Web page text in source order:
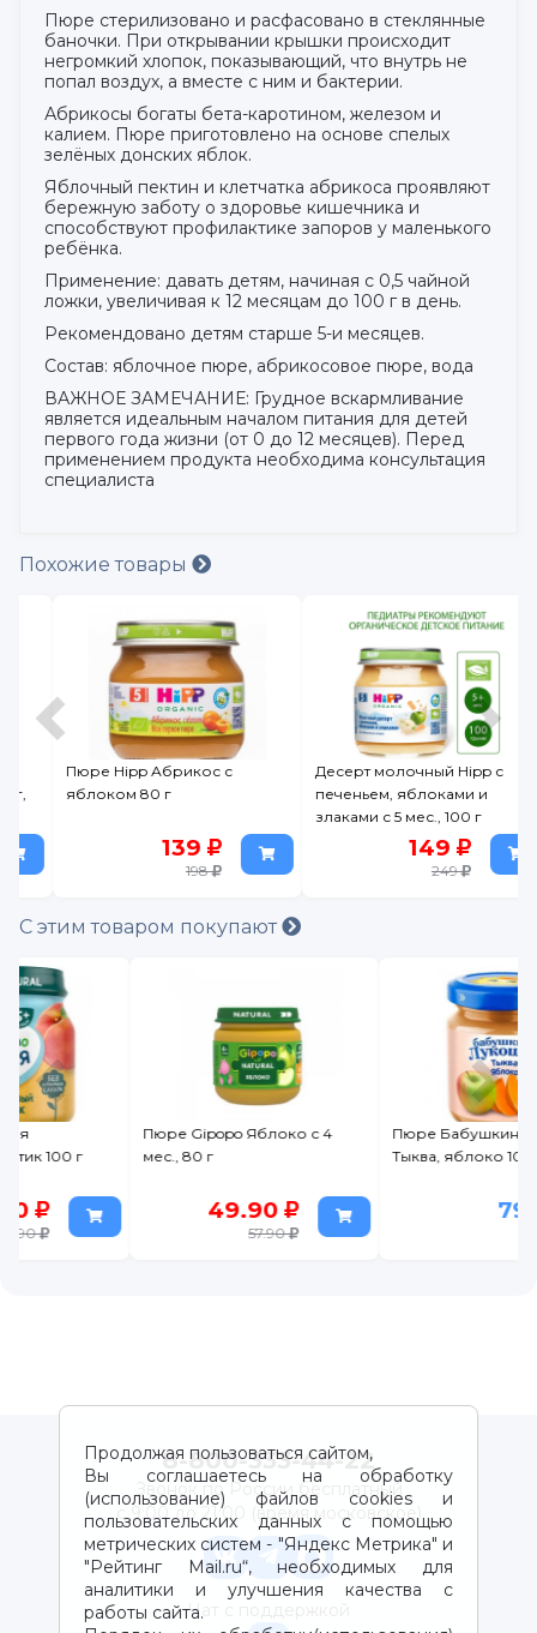
Пюре стерилизовано и расфасовано в стеклянные
баночки. При открывании крышки происходит
негромкий хлопок, показывающий, что внутрь не
попал воздух, а вместе с ним и бактерии.
Абрикосы богаты бета-каротином, железом и
калием. Пюре приготовлено на основе спелых
зелёных донских яблок.
Яблочный пектин и клетчатка абрикоса проявляют
бережную заботу о здоровье кишечника и
способствуют профилактике запоров у маленького
ребёнка.
Применение: давать детям, начиная с 0,5 чайной
ложки, увеличивая к 12 месяцам до 100 г в день.
Рекомендовано детям старше 5-и месяцев.
Состав: яблочное пюре, абрикосовое пюре, вода
ВАЖНОЕ ЗАМЕЧАНИЕ: Грудное вскармливание
является идеальным началом питания для детей
первого года жизни (от 0 до 12 месяцев). Перед
применением продукта необходима консультация
специалиста
Похожие товары
Пюре Hipp Абрикос с
яблоком 80 г
139
Десерт молочный Hipp с
печеньем, яблоками и
злаками с 5 мес., 100 г
149
249
С этим товаром покупают
Пюре Gipopo Яблоко с 4
мес., 80 г
49.90
Пюре Бабушкино Лукошко
Тыква, яблоко 100 г
Продолжая пользоваться сайтом,
Вы соглашаетесь на обработку
(использование) файлов cookies и
пользовательских данных с помощью
метрических систем - "Яндекс Метрика" и
"Рейтинг Mail.ru“, необходимых для
аналитики и улучшения качества с
работы сайта.
8-800-333-44-22
Звонок по России бесплатный
с 9:00 до 21:00 (время московское)
Чат с поддержкой